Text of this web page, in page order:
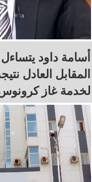
أسامة داود
المقابل العادل
لخدمة غاز